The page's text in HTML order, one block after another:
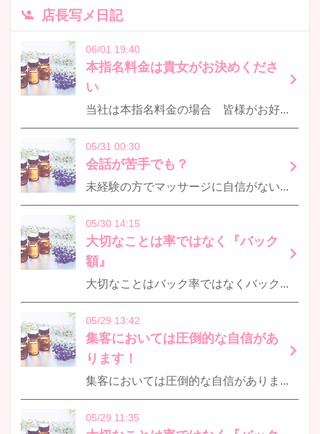
店長写メ日記
06/01 19:40
本指名料金は貴女がお決めくださ
い
当社は本指名料金の場合 皆様がお好きな値段でお客様にご案内しておりますだいたい本指名5000~10000円頂いていらっしゃる方が多いです本指名料金プラスコースお給料ですので一撃3万オーバーもございますよ
05/31 00:30
会話が苦手でも？
05/30 14:15
大切なことは率ではなく『バック
額』
05/29 13:42
集客においては圧倒的な自信があ
ります！
05/29 11:35